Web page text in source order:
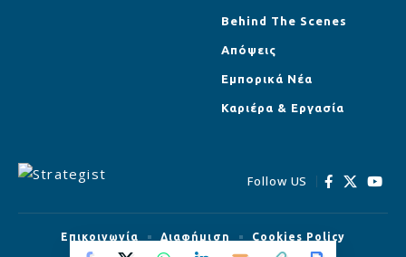
Behind The Scenes
Απόψεις
Εμπορικά Νέα
Καριέρα & Εργασία
Follow US
Επικοινωνία Διαφήμιση Cookies Policy